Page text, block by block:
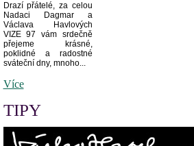
Drazí přátelé, za celou
Nadaci Dagmar a
Václava Havlových
VIZE 97 vám srdečně
přejeme krásné,
poklidné a radostné
sváteční dny, mnoho...
Více
TIPY